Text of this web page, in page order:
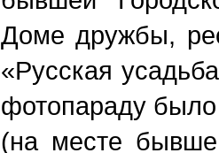
Доме дружбы,
«Русская
фотопараду было
(на месте